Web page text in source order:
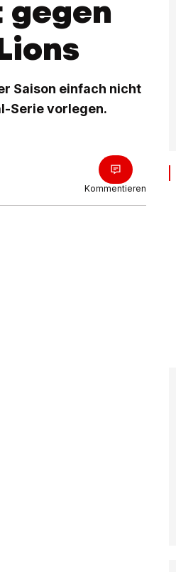
Saison einfach nicht
Serie vorlegen.
Kommentieren